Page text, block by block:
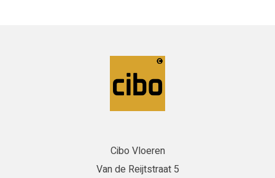
Cibo Vloeren
Van de Reijtstraat 5